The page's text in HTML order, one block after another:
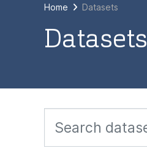
Home Datasets
Datasets